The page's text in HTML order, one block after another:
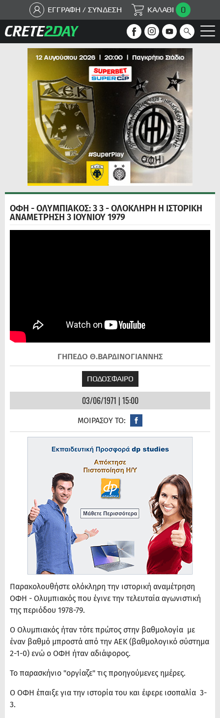
ΕΓΓΡΑΦΗ / ΣΥΝΔΕΣΗ ΚΑΛΑΘΙ 0
ΟΦΗ - ΟΛΥΜΠΙΑΚΟΣ: 3 3 - ΟΛΟΚΛΗΡΗ Η ΙΣΤΟΡΙΚΗ
ΑΝΑΜΕΤΡΗΣΗ 3 ΙΟΥΝΙΟΥ 1979
ΓΗΠΕΔΟ Θ.ΒΑΡΔΙΝΟΓΙΑΝΝΗΣ
ΠΟΔΟΣΦΑΙΡΟ
03/06/1971 | 15:00
ΜΟΙΡΑΣΟΥ ΤΟ:
Παρακολουθήστε ολόκληρη την ιστορική αναμέτρηση
ΟΦΗ - Ολυμπιακός που έγινε την τελευταία αγωνιστική
της περιόδου 1978-79.
Ο Ολυμπιακός ήταν τότε πρώτος στην βαθμολογία με
έναν βαθμό μπροστά από την ΑΕΚ (βαθμολογικό σύστημα
2-1-0) ενώ ο ΟΦΗ ήταν αδιάφορος.
Το παρασκήνιο "οργίαζε" τις προηγούμενες ημέρες.
Ο ΟΦΗ έπαιξε για την ιστορία του και έφερε ισοπαλία 3-
3.